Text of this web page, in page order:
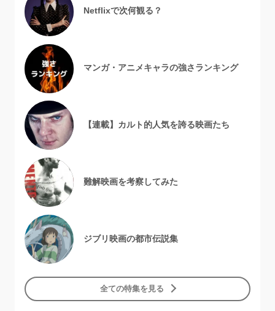
Netflixで次何観る？
マンガ・アニメキャラの強さランキング
【連載】カルト的人気を誇る映画たち
難解映画を考察してみた
ジブリ映画の都市伝説集
全ての特集を見る